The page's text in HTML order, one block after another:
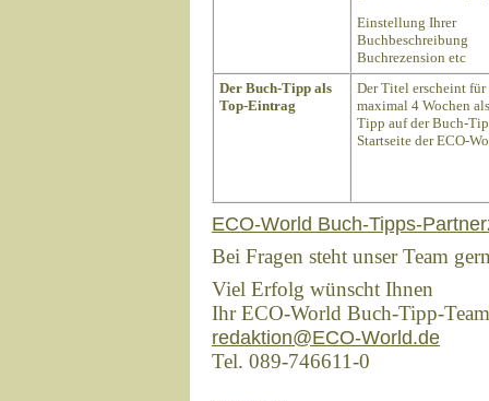
Einstellung Ihrer
Buchbeschreibung
Buchrezension etc
Der Buch-Tipp als
Top-Eintrag
Der Titel erscheint für
maximal 4 Wochen
Tipp auf der Buch-
Startseite der ECO-
ECO-World Buch-Tipps-
Bei Fragen steht unser Team
Viel Erfolg wünscht Ihnen
Ihr ECO-World Buch-Tipp-Team
redaktion@ECO-World.de
Tel. 089-746611-0